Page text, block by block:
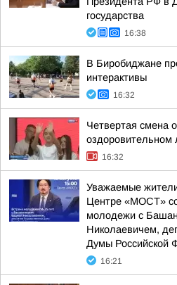
государства
16:38
В Биробиджане
интерактивы
16:32
Четвертая смена
оздоровительном
16:32
Уважаемые
Центре «МОСТ»
молодежи с
Николаевичем,
Думы Российской
16:21